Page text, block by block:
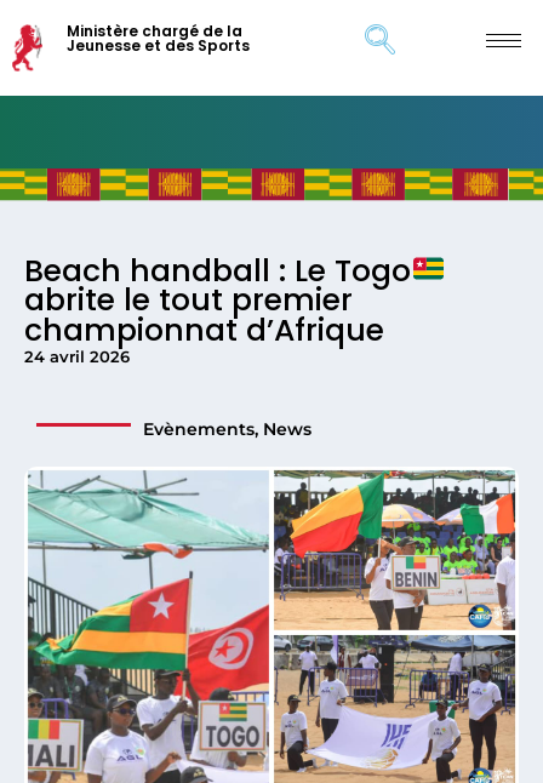
Ministère chargé de la
Jeunesse et des Sports
Beach handball : Le Togo
abrite le tout premier
championnat d’Afrique
24 avril 2026
Evènements, News